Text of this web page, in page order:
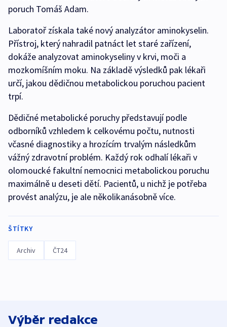
poruch Tomáš Adam.
Laboratoř získala také nový analyzátor aminokyselin.
Přístroj, který nahradil patnáct let staré zařízení,
dokáže analyzovat aminokyseliny v krvi, moči a
mozkomíšním moku. Na základě výsledků pak lékaři
určí, jakou dědičnou metabolickou poruchou pacient
trpí.
Dědičné metabolické poruchy představují podle
odborníků vzhledem k celkovému počtu, nutnosti
včasné diagnostiky a hrozícím trvalým následkům
vážný zdravotní problém. Každý rok odhalí lékaři v
olomoucké fakultní nemocnici metabolickou poruchu
maximálně u deseti dětí. Pacientů, u nichž je potřeba
provést analýzu, je ale několikanásobně více.
ŠTÍTKY
Archiv ČT24
Výběr redakce